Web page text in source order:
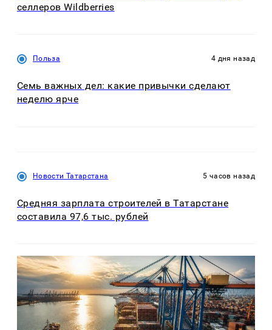
селлеров Wildberries
Польза 4 дня назад
Семь важных дел: какие привычки сделают
неделю ярче
Новости Татарстана 5 часов назад
Средняя зарплата строителей в Татарстане
составила 97,6 тыс. рублей